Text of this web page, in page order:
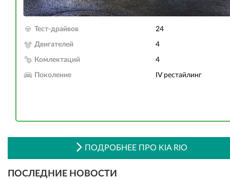
Тест-драйвов 24
Двигателей 4
Комлектаций 4
Поколение IV рестайлинг
ПОДРОБНЕЕ ПРО KIA RIO
ПОСЛЕДНИЕ НОВОСТИ